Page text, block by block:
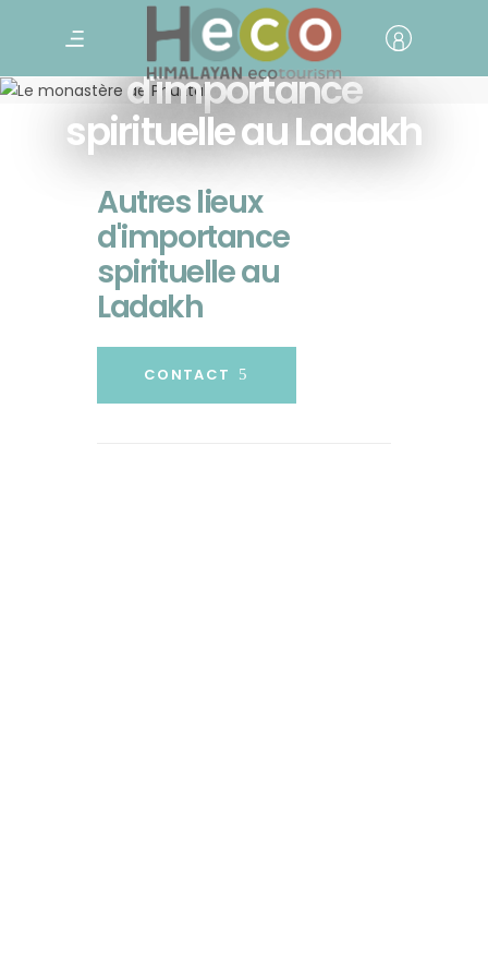
Autres lieux
d'importance
spirituelle au Ladakh
Autres lieux
d'importance
spirituelle au
Ladakh
CONTACT